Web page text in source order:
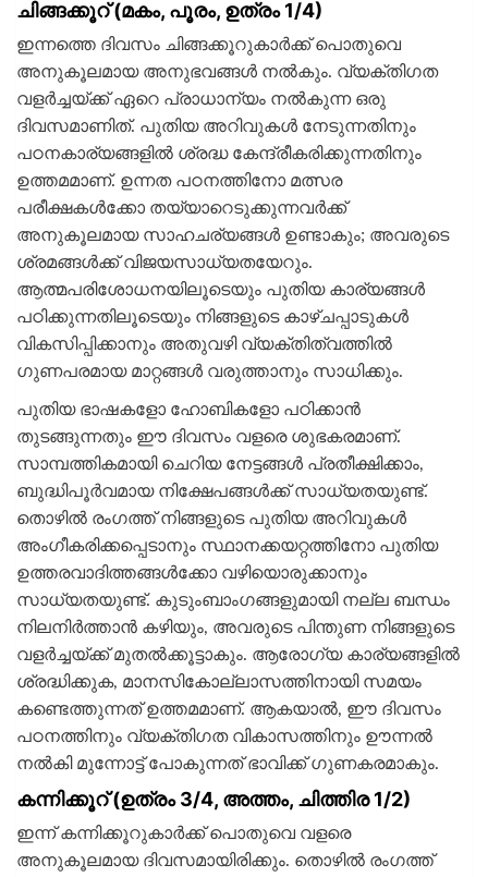
ചിങ്ങക്കൂറ് (മകം, പൂരം, ഉത്രം 1/4)
ഇന്നത്തെ ദിവസം ചിങ്ങക്കൂറുകാര്‍ക്ക് പൊതുവെ
അനുകൂലമായ അനുഭവങ്ങള്‍ നല്‍കും. വ്യക്തിഗത
വളര്‍ച്ചയ്ക്ക് ഏറെ പ്രാധാന്യം നല്‍കുന്ന ഒരു
ദിവസമാണിത്. പുതിയ അറിവുകള്‍ നേടുന്നതിനും
പഠനകാര്യങ്ങളില്‍ ശ്രദ്ധ കേന്ദ്രീകരിക്കുന്നതിനും
ഉത്തമമാണ്. ഉന്നത പഠനത്തിനോ മത്സര
പരീക്ഷകള്‍ക്കോ തയ്യാറെടുക്കുന്നവര്‍ക്ക്
അനുകൂലമായ സാഹചര്യങ്ങള്‍ ഉണ്ടാകും; അവരുടെ
ശ്രമങ്ങള്‍ക്ക് വിജയസാധ്യതയേറും.
ആത്മപരിശോധനയിലൂടെയും പുതിയ കാര്യങ്ങള്‍
പഠിക്കുന്നതിലൂടെയും നിങ്ങളുടെ കാഴ്ചപ്പാടുകള്‍
വികസിപ്പിക്കാനും അതുവഴി വ്യക്തിത്വത്തില്‍
ഗുണപരമായ മാറ്റങ്ങള്‍ വരുത്താനും സാധിക്കും.
പുതിയ ഭാഷകളോ ഹോബികളോ പഠിക്കാന്‍
തുടങ്ങുന്നതും ഈ ദിവസം വളരെ ശുഭകരമാണ്.
സാമ്പത്തികമായി ചെറിയ നേട്ടങ്ങള്‍ പ്രതീക്ഷിക്കാം,
ബുദ്ധിപൂര്‍വമായ നിക്ഷേപങ്ങള്‍ക്ക് സാധ്യതയുണ്ട്.
തൊഴില്‍ രംഗത്ത് നിങ്ങളുടെ പുതിയ അറിവുകള്‍
അംഗീകരിക്കപ്പെടാനും സ്ഥാനക്കയറ്റത്തിനോ പുതിയ
ഉത്തരവാദിത്തങ്ങള്‍ക്കോ വഴിയൊരുക്കാനും
സാധ്യതയുണ്ട്. കുടുംബാംഗങ്ങളുമായി നല്ല ബന്ധം
നിലനിര്‍ത്താന്‍ കഴിയും, അവരുടെ പിന്തുണ നിങ്ങളുടെ
വളര്‍ച്ചയ്ക്ക് മുതല്‍ക്കൂട്ടാകും. ആരോഗ്യ കാര്യങ്ങളില്‍
ശ്രദ്ധിക്കുക, മാനസികോല്ലാസത്തിനായി സമയം
കണ്ടെത്തുന്നത് ഉത്തമമാണ്. ആകയാല്‍, ഈ ദിവസം
പഠനത്തിനും വ്യക്തിഗത വികാസത്തിനും ഊന്നല്‍
നല്‍കി മുന്നോട്ട് പോകുന്നത് ഭാവിക്ക് ഗുണകരമാകും.
കന്നിക്കൂറ് (ഉത്രം 3/4, അത്തം, ചിത്തിര 1/2)
ഇന്ന് കന്നിക്കൂറുകാര്‍ക്ക് പൊതുവെ വളരെ
അനുകൂലമായ ദിവസമായിരിക്കും. തൊഴില്‍ രംഗത്ത്